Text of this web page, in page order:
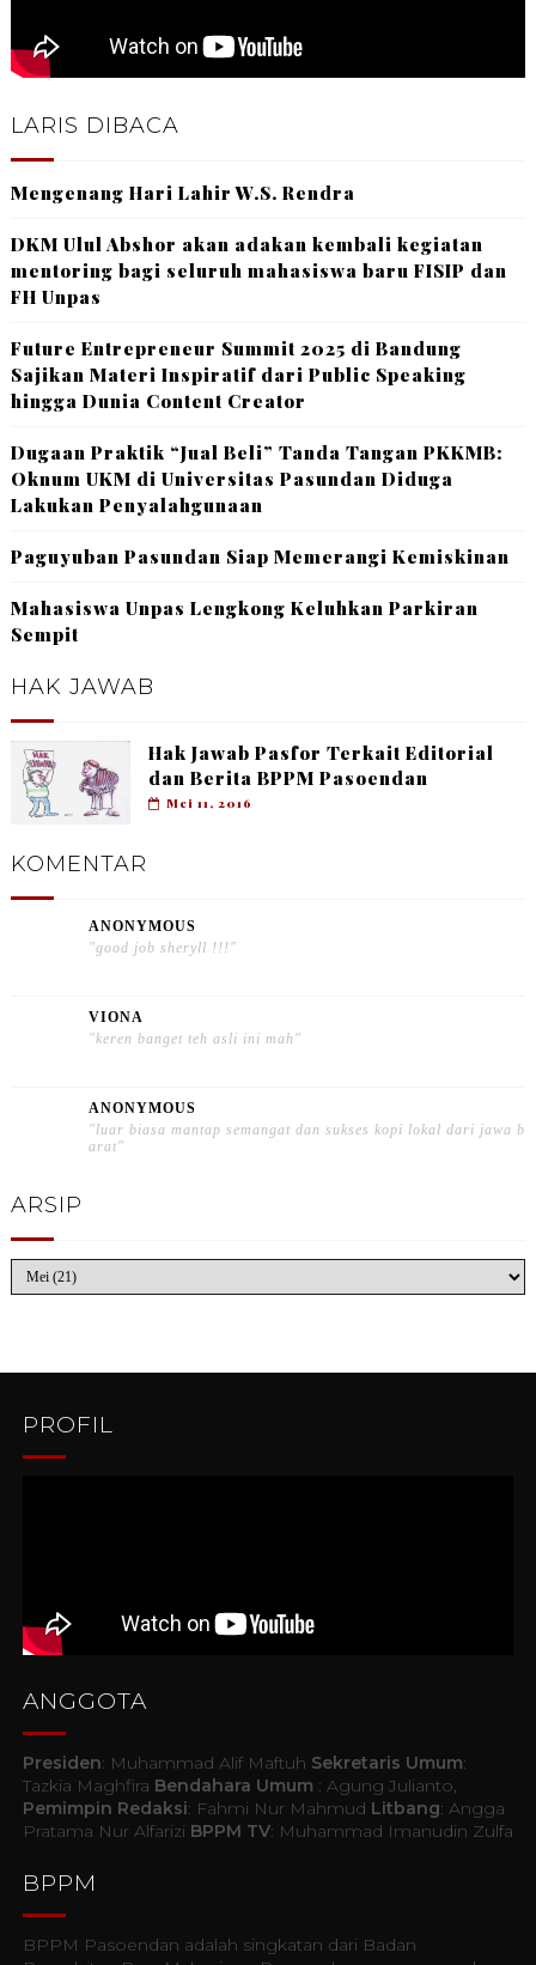
LARIS DIBACA
Mengenang Hari Lahir W.S. Rendra
DKM Ulul Abshor akan adakan kembali kegiatan
mentoring bagi seluruh mahasiswa baru FISIP dan
FH Unpas
Future Entrepreneur Summit 2025 di Bandung
Sajikan Materi Inspiratif dari Public Speaking
hingga Dunia Content Creator
Dugaan Praktik “Jual Beli” Tanda Tangan PKKMB:
Oknum UKM di Universitas Pasundan Diduga
Lakukan Penyalahgunaan
Paguyuban Pasundan Siap Memerangi Kemiskinan
Mahasiswa Unpas Lengkong Keluhkan Parkiran
Sempit
HAK JAWAB
Hak Jawab Pasfor Terkait Editorial
dan Berita BPPM Pasoendan
Mei 11, 2016
KOMENTAR
ANONYMOUS
"good job sheryll !!!"
VIONA
"keren banget teh asli ini mah"
ANONYMOUS
"luar biasa mantap semangat dan sukses kopi lokal dari jawa b
arat"
ARSIP
PROFIL
ANGGOTA
Presiden: Muhammad Alif Maftuh Sekretaris Umum:
Tazkia Maghfira Bendahara Umum : Agung Julianto,
Pemimpin Redaksi: Fahmi Nur Mahmud Litbang: Angga
Pratama Nur Alfarizi BPPM TV: Muhammad Imanudin Zulfa
BPPM
BPPM Pasoendan adalah singkatan dari Badan